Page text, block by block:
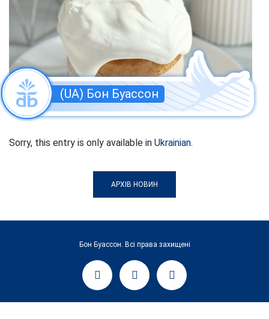
(UA) Бон Буассон
Sorry, this entry is only available in Ukrainian.
АРХІВ НОВИН
Бон Буассон. Всі права захищені